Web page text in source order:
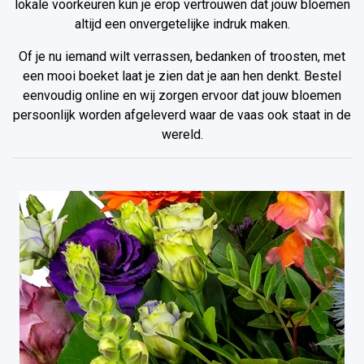
lokale voorkeuren kun je erop vertrouwen dat jouw bloemen
altijd een onvergetelijke indruk maken.
Of je nu iemand wilt verrassen, bedanken of troosten, met
een mooi boeket laat je zien dat je aan hen denkt. Bestel
eenvoudig online en wij zorgen ervoor dat jouw bloemen
persoonlijk worden afgeleverd waar de vaas ook staat in de
wereld.